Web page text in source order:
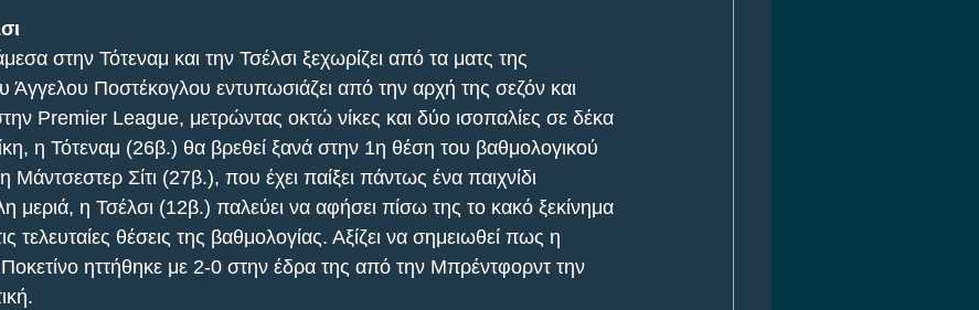
στην Τότεναμ και την Τσέλσι ξεχωρίζει από τα ματς της
Ποστέκογλου εντυπωσιάζει από την αρχή της σεζόν και
Premier League, μετρώντας οκτώ νίκες και δύο ισοπαλίες σε δέκα
η Τότεναμ (26β.) θα βρεθεί ξανά στην 1η θέση του βαθμολογικού
Μάντσεστερ Σίτι (27β.), που έχει παίξει πάντως ένα παιχνίδι
μεριά, η Τσέλσι (12β.) παλεύει να αφήσει πίσω της το κακό ξεκίνημα
τελευταίες θέσεις της βαθμολογίας. Αξίζει να σημειωθεί πως η
ηττήθηκε με 2-0 στην έδρα της από την Μπρέντφορντ την